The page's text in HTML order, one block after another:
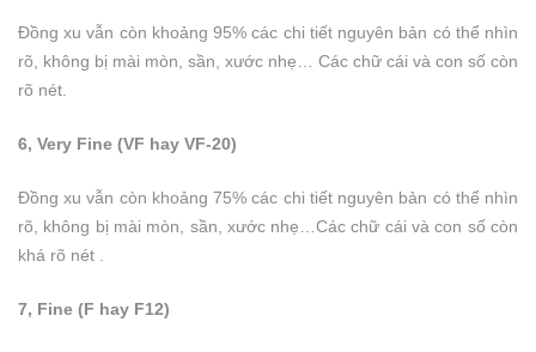
Đồng xu vẫn còn khoảng 95% các chi tiết nguyên bản có thể nhìn
rõ, không bị mài mòn, sần, xước nhẹ… Các chữ cái và con số còn
rõ nét.
6, Very Fine (VF hay VF-20)
Đồng xu vẫn còn khoảng 75% các chi tiết nguyên bản có thể nhìn
rõ, không bị mài mòn, sần, xước nhẹ…Các chữ cái và con số còn
khá rõ nét .
7, Fine (F hay F12)